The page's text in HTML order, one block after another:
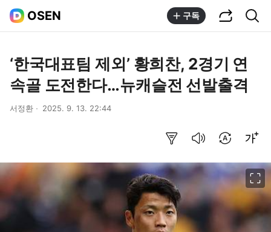
OSEN 구독
‘한국대표팀 제외’ 황희찬, 2경기 연
속골 도전한다…뉴캐슬전 선발출격
서정환 2025. 9. 13. 22:44